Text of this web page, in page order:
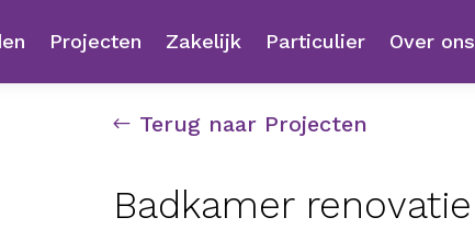
Projecten Zakelijk Particulier Over ons
Terug naar Projecten
Badkamer renovatie